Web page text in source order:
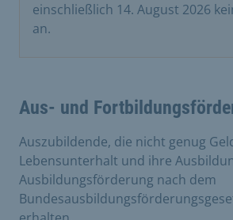
einschließlich 14. August 2026
an.
Aus- und
Auszubildende, die nicht genug
Lebensunterhalt und ihre
Ausbildungsförderung nach dem